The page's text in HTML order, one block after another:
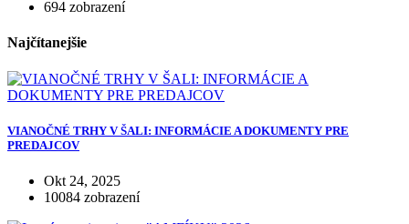
694 zobrazení
Najčítanejšie
VIANOČNÉ TRHY V ŠALI: INFORMÁCIE A DOKUMENTY PRE
PREDAJCOV
Okt 24, 2025
10084 zobrazení